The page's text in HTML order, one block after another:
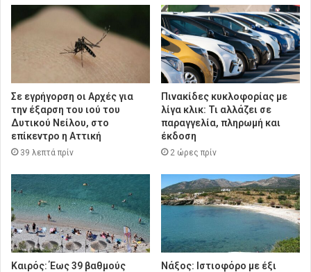
Σε εγρήγορση οι Αρχές για
την έξαρση του ιού του
Δυτικού Νείλου, στο
επίκεντρο η Αττική
39 λεπτά πρίν
Πινακίδες κυκλοφορίας με
λίγα κλικ: Τι αλλάζει σε
παραγγελία, πληρωμή και
έκδοση
2 ώρες πρίν
Καιρός: Έως 39 βαθμούς
Νάξος: Ιστιοφόρο με έξι